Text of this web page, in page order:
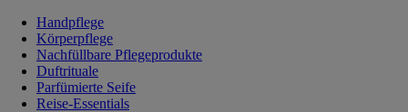
Handpflege
Körperpflege
Nachfüllbare Pflegeprodukte
Duftrituale
Parfümierte Seife
Reise-Essentials